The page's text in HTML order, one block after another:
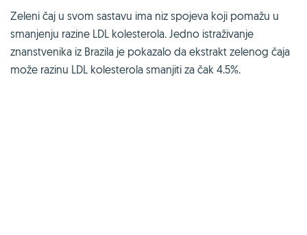
Zeleni čaj u svom sastavu ima niz spojeva koji pomažu u
smanjenju razine LDL kolesterola. Jedno istraživanje
znanstvenika iz Brazila je pokazalo da ekstrakt zelenog čaja
može razinu LDL kolesterola smanjiti za čak 4.5%.